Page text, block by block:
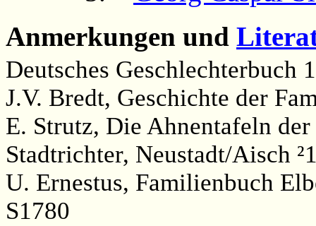
Anmerkungen und
Deutsches Geschlechterbuch
J.V. Bredt, Geschichte der
E. Strutz, Die Ahnentafeln
Stadtrichter, Neustadt/Aisch
U. Ernestus, Familienbuch
S1780